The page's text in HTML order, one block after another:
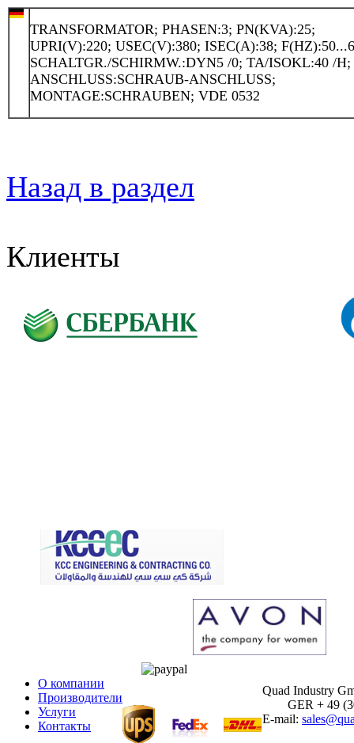
TRANSFORMATOR; PHASEN:3; PN(KVA):25;
UPRI(V):220; USEC(V):380; ISEC(A):38;
SCHALTGR./SCHIRMW.:DYN5 /0; TA/ISOKL:40 /H;
ANSCHLUSS:SCHRAUB-ANSCHLUSS;
MONTAGE:SCHRAUBEN; VDE 0532
Назад в раздел
Клиенты
О компании
Производители
Услуги
Контакты
Quad Industry
GER + 49
E-mail: